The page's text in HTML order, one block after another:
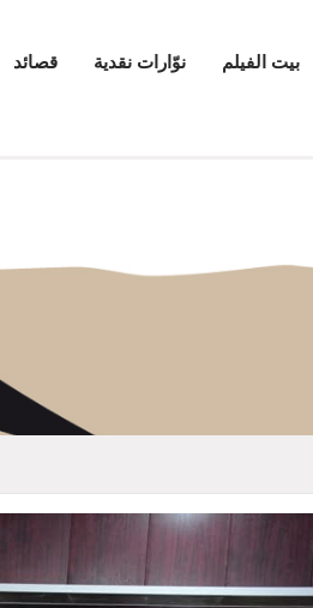
قصائد نوّارات نقدية بيت الفيلم